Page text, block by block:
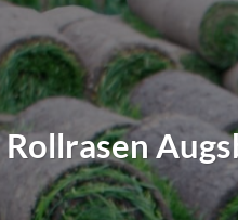
Rollrasen